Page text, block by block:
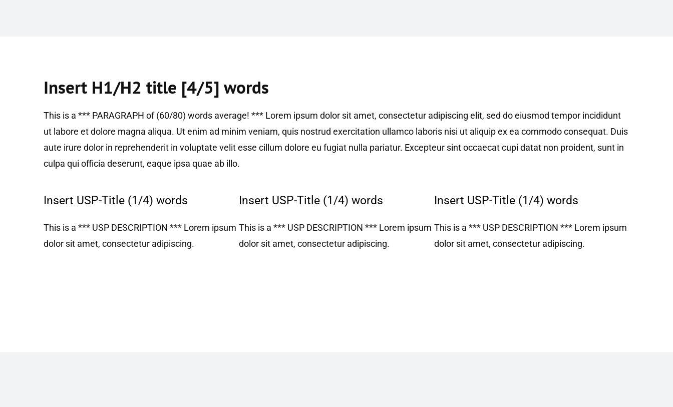
Insert H1/H2 title [4/5] words
This is a *** PARAGRAPH of (60/80) words average! *** Lorem ipsum dolor sit amet, consectetur adipiscing elit, sed do eiusmod tempor incididunt
ut labore et dolore magna aliqua. Ut enim ad minim veniam, quis nostrud exercitation ullamco laboris nisi ut aliquip ex ea commodo consequat. Duis
aute irure dolor in reprehenderit in voluptate velit esse cillum dolore eu fugiat nulla pariatur. Excepteur sint occaecat cupi datat non proident, sunt in
culpa qui officia deserunt, eaque ipsa quae ab illo.
Insert USP-Title (1/4) words
This is a *** USP DESCRIPTION *** Lorem ipsum
dolor sit amet, consectetur adipiscing.
Insert USP-Title (1/4) words
This is a *** USP DESCRIPTION *** Lorem ipsum
dolor sit amet, consectetur adipiscing.
Insert USP-Title (1/4) words
This is a *** USP DESCRIPTION *** Lorem ipsum
dolor sit amet, consectetur adipiscing.